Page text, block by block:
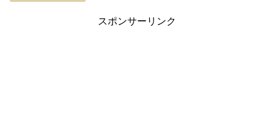
スポンサーリンク